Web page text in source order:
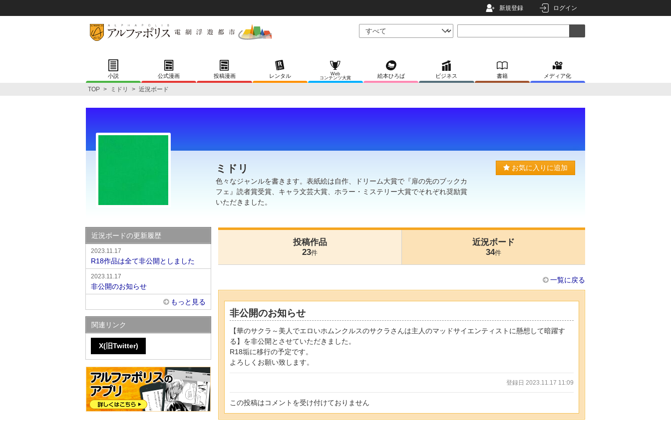
新規登録 ログイン
小説 公式漫画 投稿漫画 レンタル
Web
コンテンツ大賞
絵本ひろば ビジネス 書籍 メディア化
TOP > ミドリ > 近況ボード
ミドリ
色々なジャンルを書きます。表紙絵は自作、ドリーム大賞で『扉の先のブックカ
フェ』読者賞受賞、キャラ文芸大賞、ホラー・ミステリー大賞でそれぞれ奨励賞
いただきました。
お気に入りに追加
投稿作品
23件
近況ボード
34件
一覧に戻る
非公開のお知らせ
【華のサクラ～美人でエロいホムンクルスのサクラさんは主人のマッドサイエンティストに懸想して暗躍す
る】を非公開とさせていただきました。
R18垢に移行の予定です。
よろしくお願い致します。
登録日 2023.11.17 11:09
この投稿はコメントを受け付けておりません
近況ボードの更新履歴
2023.11.17
R18作品は全て非公開としました
2023.11.17
非公開のお知らせ
もっと見る
関連リンク
X(旧Twitter)